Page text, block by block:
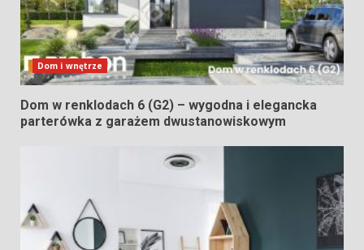
Dom i wnętrze
Dom w renklodach 6 (G2) – wygodna i elegancka
parterówka z garażem dwustanowiskowym